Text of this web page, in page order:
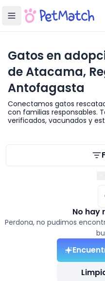
Gatos en
de Atacama,
Antofagasta
Conectamos gatos
con familias responsables.
verificados, vacunados y
No hay
Perdona, no pudimos